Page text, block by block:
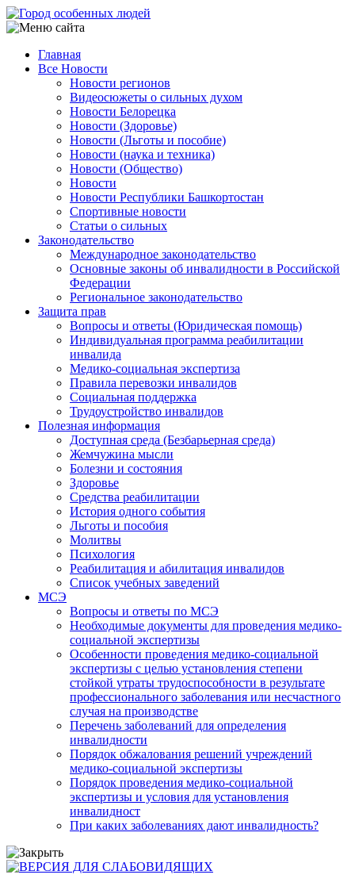
Перейти
к
содержанию
Main
navigation
Главная
Все Новости
Новости регионов
Видеосюжеты о сильных духом
Новости Белорецка
Новости (Здоровье)
Новости (Льготы и пособие)
Новости (наука и техника)
Новости (Общество)
Новости
Новости Республики Башкортостан
Спортивные новости
Статьи о сильных
Законодательство
Международное законодательство
Основные законы об инвалидности в Российской
Федерации
Региональное законодательство
Защита прав
Вопросы и ответы (Юридическая помощь)
Индивидуальная программа реабилитации
инвалида
Медико-социальная экспертиза
Правила перевозки инвалидов
Социальная поддержка
Трудоустройство инвалидов
Полезная информация
Доступная среда (Безбарьерная среда)
Жемчужина мысли
Болезни и состояния
Здоровье
Средства реабилитации
История одного события
Льготы и пособия
Молитвы
Психология
Реабилитация и абилитация инвалидов
Список учебных заведений
МСЭ
Вопросы и ответы по МСЭ
Необходимые документы для проведения медико-
социальной экспертизы
Особенности проведения медико-социальной
экспертизы с целью установления степени
стойкой утраты трудоспособности в результате
профессионального заболевания или несчастного
случая на производстве
Перечень заболеваний для определения
инвалидности
Порядок обжалования решений учреждений
медико-социальной экспертизы
Порядок проведения медико-социальной
экспертизы и условия для установления
инвалидност
При каких заболеваниях дают инвалидность?